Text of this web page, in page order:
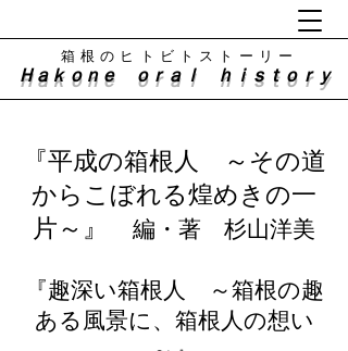
Ｈａｋｏｎｅ ｏｒａｌ ｈｉｓｔｏｒｙ
​箱根のヒトビトストーリー
『平成の箱根人 ～その道
からこぼれる煌めきの一
片～』 編・著 杉山洋美
『趣深い箱根人 ～箱根の趣
ある風景に、箱根人の想い